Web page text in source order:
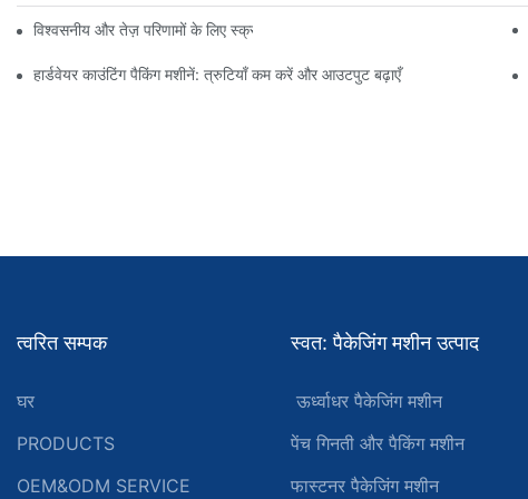
विश्वसनीय और तेज़ परिणामों के लिए स्क्रू काउंटिंग पैकिंग मशीनें
हार्डवेयर काउंटिंग पैकिंग मशीनें: त्रुटियाँ कम करें और आउटपुट बढ़ाएँ
त्वरित सम्पक
घर
PRODUCTS
OEM&ODM SERVICE
स्वत: पैकेजिंग मशीन उत्पाद
ऊर्ध्वाधर पैकेजिंग मशीन
पेंच गिनती और पैकिंग मशीन
फास्टनर पैकेजिंग मशीन